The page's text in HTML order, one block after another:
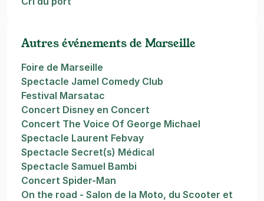
Autres événements de Marseille
Foire de Marseille
Spectacle Jamel Comedy Club
Festival Marsatac
Concert Disney en Concert
Concert The Voice Of George Michael
Spectacle Laurent Febvay
Spectacle Secret(s) Médical
Spectacle Samuel Bambi
Concert Spider-Man
On the road - Salon de la Moto, du Scooter et